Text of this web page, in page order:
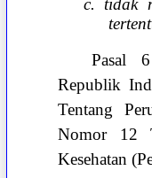
c. tidak
Pasal
Republik
Tentang
Nomor 12
Kesehatan